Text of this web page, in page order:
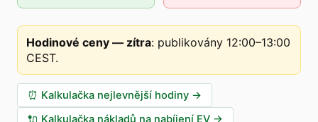
Hodinové ceny — zítra: publikovány 12:00–13:00
CEST.
⏰ Kalkulačka nejlevnější hodiny →
🔌 Kalkulačka nákladů na nabíjení EV →